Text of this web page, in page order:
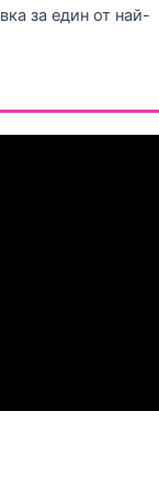
за един от най-